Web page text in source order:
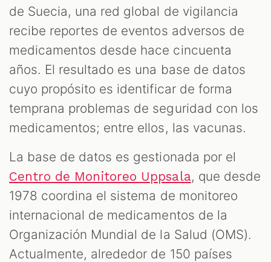
de Suecia, una red global de vigilancia
recibe reportes de eventos adversos de
medicamentos desde hace cincuenta
años. El resultado es una base de datos
cuyo propósito es identificar de forma
temprana problemas de seguridad con los
medicamentos; entre ellos, las vacunas.
La base de datos es gestionada por el
Centro de Monitoreo Uppsala, que desde
1978 coordina el sistema de monitoreo
internacional de medicamentos de la
Organización Mundial de la Salud (OMS).
Actualmente, alrededor de 150 países